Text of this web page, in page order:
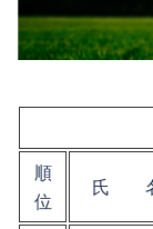
順
位
氏